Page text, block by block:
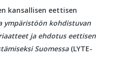
kansallisen eettisen
ympäristöön kohdistuvan
ja ehdotus eettisen
Suomessa(LYTE-